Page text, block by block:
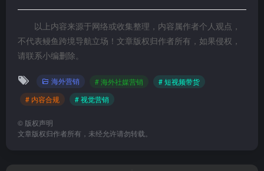
以上内容来源于网络或收集整理，内容属作者个人观点，
不代表鳗鱼跨境导航立场！文章版权归作者所有，如果侵权，
请联系小编删除。
海外营销 # 海外社媒营销
# 短视频带货
# 内容合规
# 视觉营销
© 版权声明
文章版权归作者所有，未经允许请勿转载。